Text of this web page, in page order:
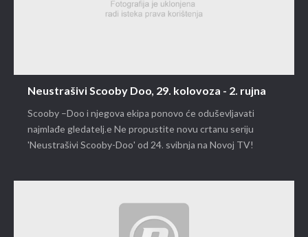
Neustrašivi Scooby Doo, 29. kolovoza - 2. rujna
Scooby –Doo i njegova ekipa ponovo će oduševljavati
najmlađe gledatelj.e Ne propustite novu crtanu seriju
'Neustrašivi Scooby-Doo' od 24. svibnja na Novoj TV!